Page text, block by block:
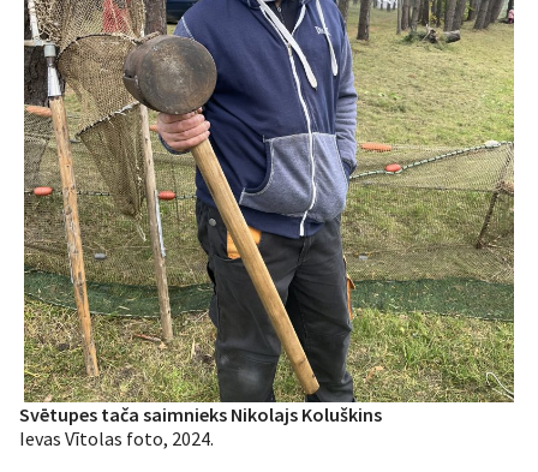
Svētupes tača saimnieks Nikolajs Koluškins
Ievas Vītolas foto, 2024.